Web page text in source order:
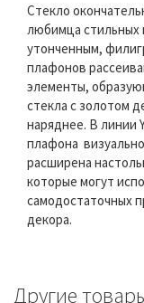
Стекло
любимца стильных
утонченным,
плафонов
элементы,
стекла с золотом
наряднее. В линии
плафона
расширена
которые могут
самодостаточных
декора.
Другие